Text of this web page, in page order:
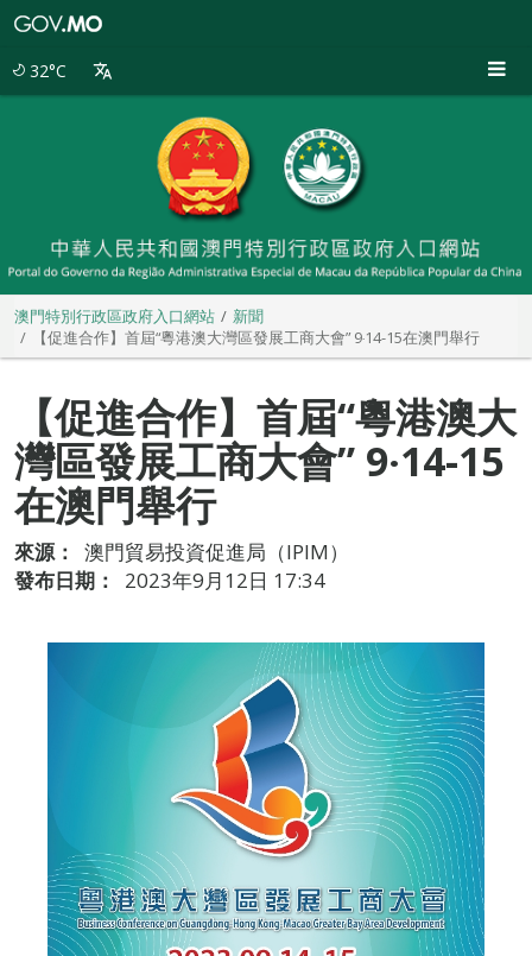
32°C
澳門特別行政區政府入口網站
新聞
【促進合作】首屆“粵港澳大灣區發展工商大會” 9‧14-15在澳門舉行
【促進合作】首屆“粵港澳大
灣區發展工商大會” 9‧14-15
在澳門舉行
來源：
澳門貿易投資促進局（IPIM）
發布日期：
2023年9月12日 17:34